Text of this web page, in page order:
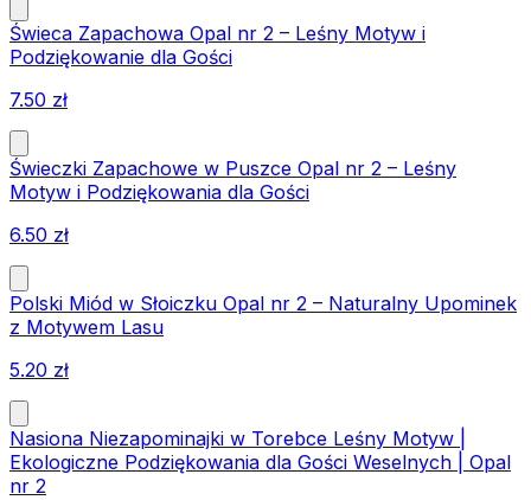
Świeca Zapachowa Opal nr 2 – Leśny Motyw i
Podziękowanie dla Gości
7.50 zł
Świeczki Zapachowe w Puszce Opal nr 2 – Leśny
Motyw i Podziękowania dla Gości
6.50 zł
Polski Miód w Słoiczku Opal nr 2 – Naturalny Upominek
z Motywem Lasu
5.20 zł
Nasiona Niezapominajki w Torebce Leśny Motyw |
Ekologiczne Podziękowania dla Gości Weselnych | Opal
nr 2